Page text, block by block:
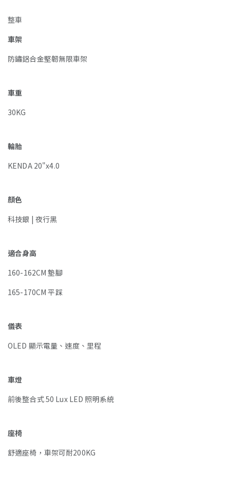
整車
車架
防鏽鋁合金堅韌無限車架
車重
30KG
輪胎
KENDA 20"x4.0
顏色
科技銀 | 夜行黑
適合身高
160-162CM 墊腳
165-170CM 平踩
儀表
OLED 顯示電量、速度、里程
車燈
前後整合式 50 Lux LED 照明系統
座椅
舒適座椅，車架可耐200KG